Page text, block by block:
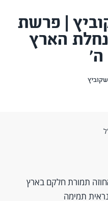
| פרשת
הארץ
ה'
תמורת חלקם בארץ
תמימה